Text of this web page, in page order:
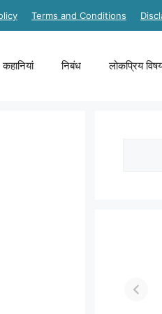
Terms and Conditions
कहानियां निबंध लोकप्रिय